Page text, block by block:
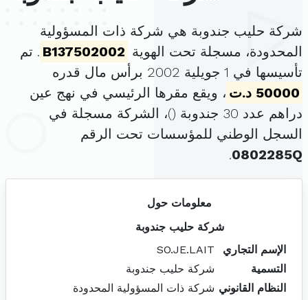
شركة حليب جندوبة هي شركة ذات المسؤولية
المحدودة، مسجلة تحت الهوية B137502002 . تم
تأسيسها في 1 جويلية 2002 برأس مال قدره
50000 د.ت
، ويقع مقرها الرئيسي في نهج عين
دراهم عدد 30 جندوبة (
)، الشركة مسجلة في
السجل الوطني للمؤسسات تحت الرقم
0802285Q
.
معلومات حول
شركة حليب جندوبة
الإسم التجاري
SO.JE.LAIT
التسمية
شركة حليب جندوبة
النظام القانوني شركة ذات المسؤولية المحدودة